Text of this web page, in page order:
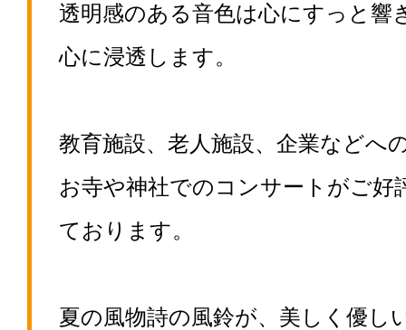
透明感のある音色は心にすっと響
心に浸透します。
教育施設、老人施設、企業などへ
お寺や神社でのコンサートがご好
ております。
夏の風物詩の風鈴が、美しく優し